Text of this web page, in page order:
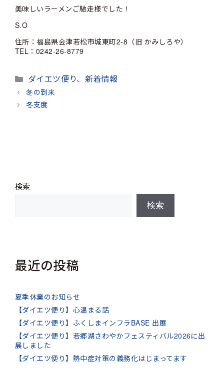
美味しいラーメンご馳走様でした！
S.O
住所：福島県会津若松市城東町2-8（旧 かみしろや）
TEL：0242-26-8779
カ
テ
ゴ
ダイエツ便り、 新着情報
冬の到来
冬支度
検索
検索
最近の投稿
夏季休業のお知らせ
【ダイエツ便り】心温まる話
【ダイエツ便り】ふくしまインフラBASE 出展
【ダイエツ便り】若郷湖さわやかフェスティバル2026に出
展しました
【ダイエツ便り】熱中症対策の義務化はじまってます